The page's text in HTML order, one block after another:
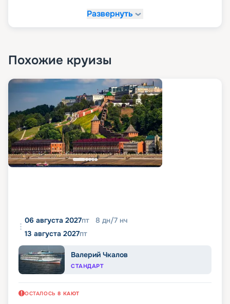
Развернуть
Похожие круизы
06 августа 2027пт 8 дн/7 нч
13 августа 2027пт
Валерий Чкалов
СТАНДАРТ
ОСТАЛОСЬ 8 КАЮТ